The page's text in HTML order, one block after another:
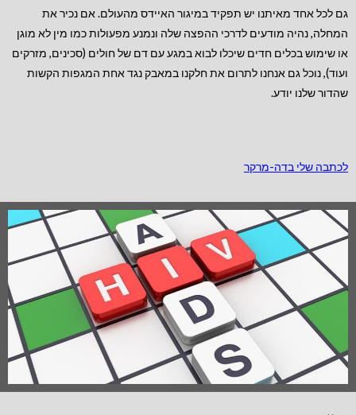
גם לכל אחד מאיתנו יש תפקיד במיגור האיידס מהעולם. אם נכיר את
המחלה, נהיה מודעים לדרכי ההפצה שלה ונמנע מפעולות כמו מין לא מוגן
או שימוש בכלים חדים שיכלו לבוא במגע עם דם של חולים (סכינים, מזרקים
ועוד), נוכל גם אנחנו לתרום את חלקנו במאבק נגד אחת המגפות הקשות
שהדור שלנו יודע.
לכתבה שלי בדה-מרקר